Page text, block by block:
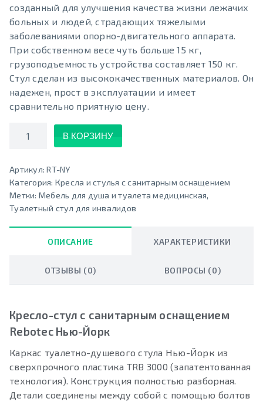
созданный для улучшения качества жизни лежачих
больных и людей, страдающих тяжелыми
заболеваниями опорно-двигательного аппарата.
При собственном весе чуть больше 15 кг,
грузоподъемность устройства составляет 150 кг.
Стул сделан из высококачественных материалов. Он
надежен, прост в эксплуатации и имеет
сравнительно приятную цену.
Количество
В КОРЗИНУ
Артикул:RT-NY
Категория: Кресла и стулья с санитарным оснащением
Метки: Мебель для душа и туалета медицинская,
Туалетный стул для инвалидов
ОПИСАНИЕ ХАРАКТЕРИСТИКИ
ОТЗЫВЫ (0) ВОПРОСЫ (0)
Кресло-стул с санитарным оснащением
Rebotec Нью-Йорк
Каркас туалетно-душевого стула Нью-Йорк из
сверхпрочного пластика TRB 3000 (запатентованная
технология). Конструкция полностью разборная.
Детали соединены между собой с помощью болтов